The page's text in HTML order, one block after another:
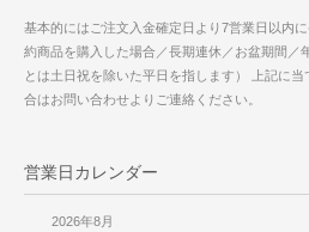
基本的にはご注文入金確定日より7営業日以内
約商品を購入した場合／長期連休／お盆期間
とは土日祝を除いた平日を指します） 上記に
合はお問い合わせよりご連絡ください。
営業日カレンダー
2026年8月